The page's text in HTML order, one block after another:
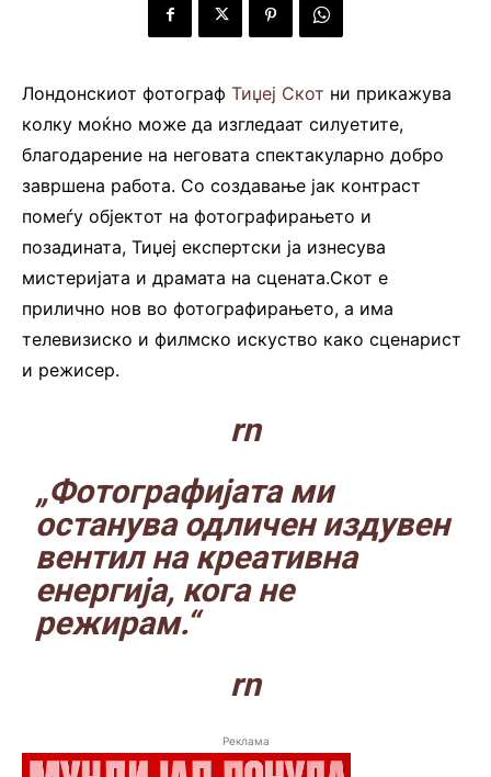
Лондонскиот фотограф Тиџеј Скот ни прикажува
колку моќно може да изгледаат силуетите,
благодарение на неговата спектакуларно добро
завршена работа. Со создавање јак контраст
помеѓу објектот на фотографирањето и
позадината, Тиџеј експертски ја изнесува
мистеријата и драмата на сцената.Скот е
прилично нов во фотографирањето, а има
телевизиско и филмско искуство како сценарист
и режисер.
rn
„Фотографијата ми
останува одличен издувен
вентил на креативна
енергија, кога не
режирам.“
rn
Реклама